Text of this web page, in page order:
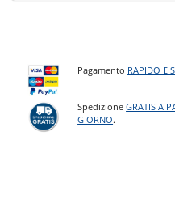
Pagamento RAPIDO E
SpedizioneGRATIS A
GIORNO.